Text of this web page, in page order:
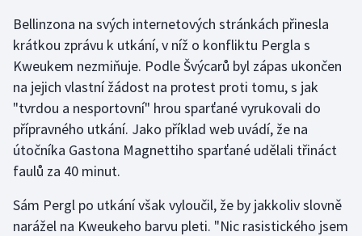
Ostatní
Bellinzona na svých internetových stránkách přinesla
krátkou zprávu k utkání, v níž o konfliktu Pergla s
Kweukem nezmiňuje. Podle Švýcarů byl zápas ukončen
na jejich vlastní žádost na protest proti tomu, s jak
"tvrdou a nesportovní" hrou sparťané vyrukovali do
přípravného utkání. Jako příklad web uvádí, že na
útočníka Gastona Magnettiho sparťané udělali třináct
faulů za 40 minut.
Sám Pergl po utkání však vyloučil, že by jakkoliv slovně
narážel na Kweukeho barvu pleti. "Nic rasistického jsem